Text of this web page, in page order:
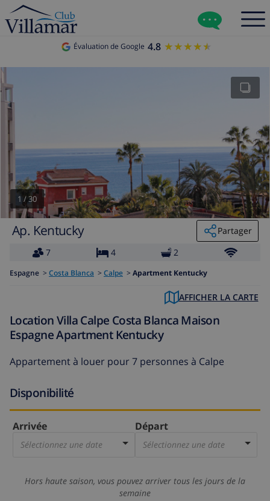
Évaluation de Google 4.8 ★★★★★
★★★★★
1 /30
Ap. Kentucky
Partager
7
4 2
Espagne > Costa Blanca > Calpe > Apartment Kentucky
AFFICHER LA CARTE
Location Villa Calpe Costa Blanca Maison
Espagne Apartment Kentucky
Appartement à louer pour 7 personnes à Calpe
Disponibilité
Arrivée
Sélectionnez une date
Départ
Sélectionnez une date
Hors haute saison, vous pouvez arriver tous les jours de la
semaine